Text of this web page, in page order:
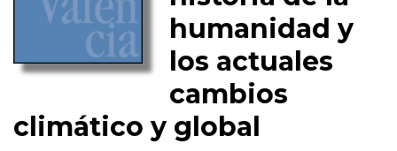
humanidad y
los actuales
cambios
climático y global